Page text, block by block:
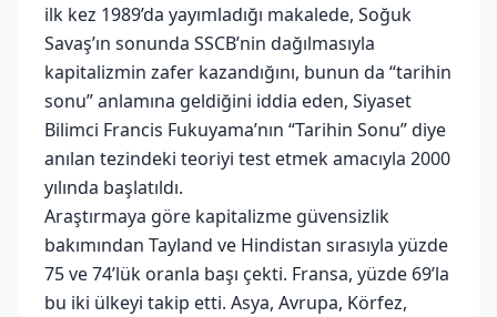
ilk kez 1989’da yayımladığı makalede, Soğuk
Savaş’ın sonunda SSCB’nin dağılmasıyla
kapitalizmin zafer kazandığını, bunun da “tarihin
sonu” anlamına geldiğini iddia eden, Siyaset
Bilimci Francis Fukuyama’nın “Tarihin Sonu” diye
anılan tezindeki teoriyi test etmek amacıyla 2000
yılında başlatıldı.
Araştırmaya göre kapitalizme güvensizlik
bakımından Tayland ve Hindistan sırasıyla yüzde
75 ve 74’lük oranla başı çekti. Fransa, yüzde 69’la
bu iki ülkeyi takip etti. Asya, Avrupa, Körfez,